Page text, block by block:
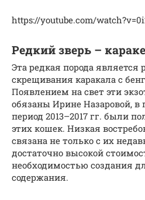
https://youtube.com/
Редкий зверь –
Эта редкая порода является
скрещивания каракала с
Появлением на свет эти
обязаны Ирине Назаровой, в
период 2013–2017 гг. были
этих кошек. Низкая
связана не только с их
достаточно высокой
необходимостью создания
содержания.